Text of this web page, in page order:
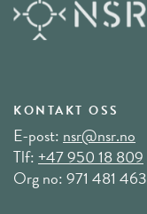
KONTAKT OSS
E-post:nsr@nsr.no
Tlf:+47 950 18 809
Org no: 971 481 463